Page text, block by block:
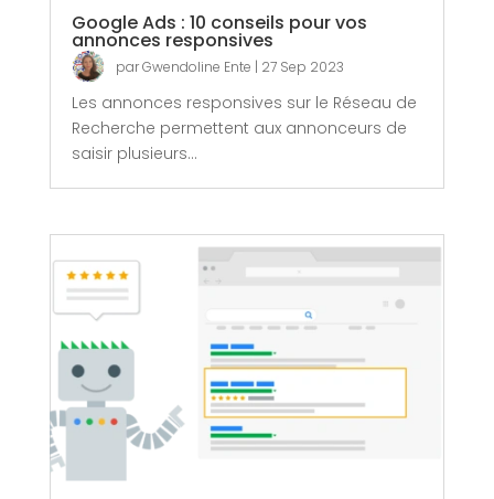
Google Ads : 10 conseils pour vos
annonces responsives
parGwendoline Ente | 27 Sep 2023
Les annonces responsives sur le Réseau de
Recherche permettent aux annonceurs de
saisir plusieurs...